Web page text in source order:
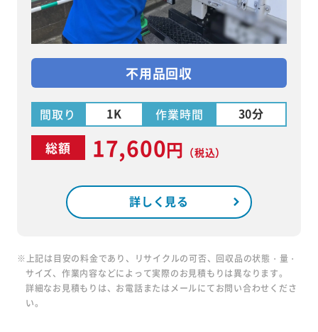
不用品回収
間取り 1K 作業時間 30分
総額 17,600円 （税込）
詳しく見る
※上記は目安の料金であり、リサイクルの可否、回収品の状態・量・
サイズ、作業内容などによって実際のお見積もりは異なります。
詳細なお見積もりは、お電話またはメールにてお問い合わせくださ
い。